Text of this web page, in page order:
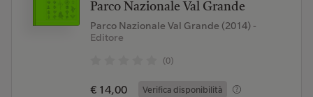
Parco Nazionale Val Grande
Parco Nazionale Val Grande (2014)-
Editore
(0)
€ 14,00 Verifica disponibilità